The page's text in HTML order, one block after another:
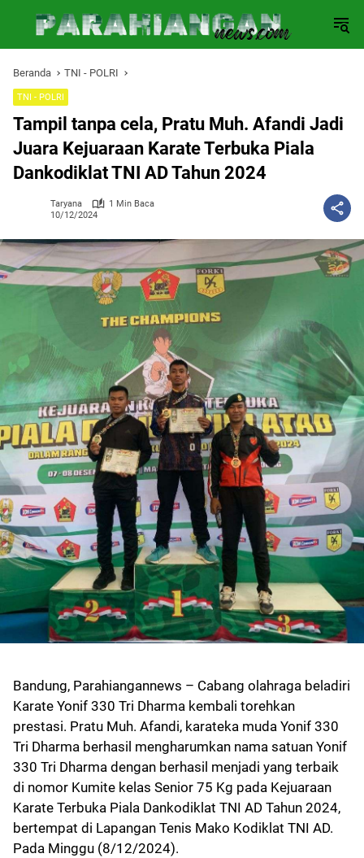
Beranda TNI - POLRI
TNI - POLRI
Tampil tanpa cela, Pratu Muh. Afandi Jadi
Juara Kejuaraan Karate Terbuka Piala
Dankodiklat TNI AD Tahun 2024
Taryana
1 Min Baca
10/12/2024
Bandung, Parahiangannews – Cabang olahraga beladiri
Karate Yonif 330 Tri Dharma kembali torehkan
prestasi. Pratu Muh. Afandi, karateka muda Yonif 330
Tri Dharma berhasil mengharumkan nama satuan Yonif
330 Tri Dharma dengan berhasil menjadi yang terbaik
di nomor Kumite kelas Senior 75 Kg pada Kejuaraan
Karate Terbuka Piala Dankodiklat TNI AD Tahun 2024,
bertempat di Lapangan Tenis Mako Kodiklat TNI AD.
Pada Minggu (8/12/2024).